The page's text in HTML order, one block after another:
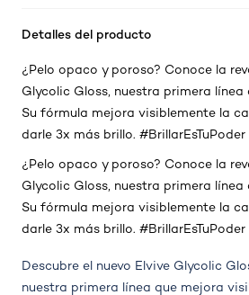
Detalles del producto
¿Pelo opaco y poroso? Conoce la
Glycolic Gloss, nuestra primera
Su fórmula mejora visiblemente la
darle 3x más brillo. #BrillarEsTuPoder
¿Pelo opaco y poroso? Conoce la
Glycolic Gloss, nuestra primera
Su fórmula mejora visiblemente la
darle 3x más brillo. #BrillarEsTuPoder
Descubre el nuevo Elvive Glycolic
nuestra primera línea que mejora